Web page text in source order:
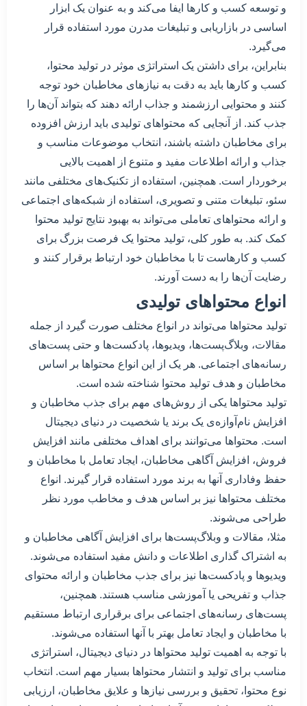
و توسعه کسب و کارها ایفا می‌کند و به عنوان یک ابزار
اساسی در بازاریابی و تبلیغات مدرن مورد استفاده قرار
می‌گیرد.
بنابراین، برای داشتن یک استراتژی موثر در تولید محتوا،
کسب و کارها باید به دقت به نیازهای مخاطبان خود توجه
کنند و محتوایی ارزشمند و جذاب ارائه دهند که بتواند آن‌ها را
جذب کند. از آنجایی که محتواهای تولیدی باید ارزش افزوده
برای مخاطبان داشته باشند، انتخاب موضوعات مناسب و
جذاب و ارائه اطلاعات مفید و متنوع از اهمیت بالایی
برخوردار است. همچنین، استفاده از تکنیک‌های مختلفی مانند
سئو، تبلیغات متنی و تصویری، استفاده از شبکه‌های اجتماعی
و ارائه محتواهای تعاملی می‌تواند به بهبود نتایج تولید محتوا
کمک کند. به طور کلی، تولید محتوا یک فرصت بزرگ برای
کسب و کارهاست تا با مخاطبان خود ارتباط برقرار کنند و
رضایت آن‌ها را به دست آورند.
انواع محتواهای تولیدی
تولید محتواها می‌تواند در انواع مختلف صورت گیرد از جمله
مقالات، وبلاگ‌پست‌ها، ویدیوها، پادکست‌ها و حتی پست‌های
رسانه‌های اجتماعی. هر یک از این انواع محتواها بر اساس
مخاطبان و هدف تولید محتوا شناخته شده است.
تولید محتواها یکی از روش‌های مهم برای جذب مخاطبان و
افزایش نام‌آوازه‌ی یک برند یا شخصیت در دنیای دیجیتال
است. محتواها می‌توانند برای اهداف مختلفی مانند افزایش
فروش، افزایش آگاهی مخاطبان، ایجاد تعامل با مخاطبان و
حفظ وفاداری آنها به برند مورد استفاده قرار گیرند. انواع
مختلف محتواها نیز بر اساس هدف و مخاطب مورد نظر
طراحی می‌شوند.
مثلا، مقالات و وبلاگ‌پست‌ها برای افزایش آگاهی مخاطبان و
به اشتراک گذاری اطلاعات و دانش مفید استفاده می‌شوند.
ویدیوها و پادکست‌ها نیز برای جذب مخاطبان و ارائه محتوای
جذاب و تفریحی یا آموزشی مناسب هستند. همچنین،
پست‌های رسانه‌های اجتماعی برای برقراری ارتباط مستقیم
با مخاطبان و ایجاد تعامل بهتر با آنها استفاده می‌شوند.
با توجه به اهمیت تولید محتواها در دنیای دیجیتال، استراتژی
مناسب برای تولید و انتشار محتواها بسیار مهم است. انتخاب
نوع محتوا، تحقیق و بررسی نیازها و علایق مخاطبان، ارزیابی